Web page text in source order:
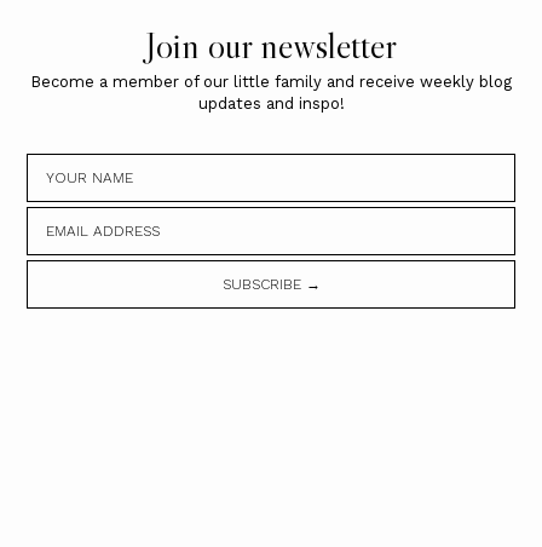
Join our newsletter
Become a member of our little family and receive weekly blog
updates and inspo!